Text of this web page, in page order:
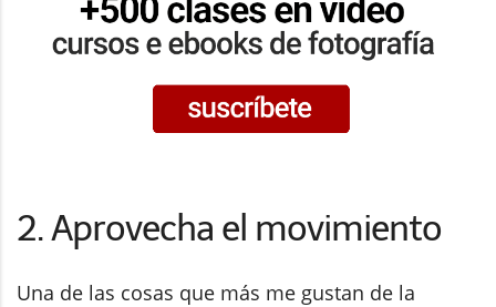
2. Aprovecha el movimiento
Una de las cosas que más me gustan de la